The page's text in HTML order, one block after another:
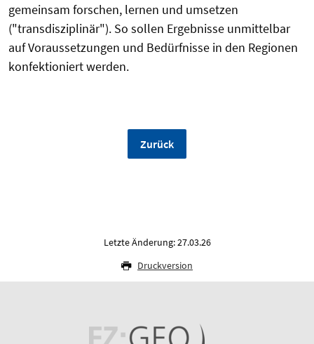
gemeinsam forschen, lernen und umsetzen
("transdisziplinär"). So sollen Ergebnisse unmittelbar
auf Voraussetzungen und Bedürfnisse in den Regionen
konfektioniert werden.
Zurück
Letzte Änderung: 27.03.26
Druckversion